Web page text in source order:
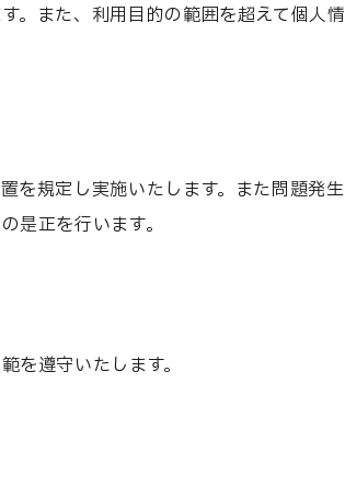
。また、利用目的の範囲を超えて個人情
を規定し実施いたします。また問題発生
是正を行います。
を遵守いたします。